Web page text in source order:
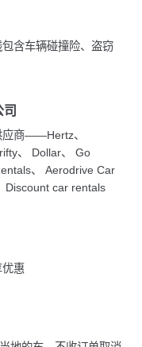
含车辆碰撞险、盗窃
司
应商——Hertz、
、 Dollar、 Go
、 Aerodrive Car
Discount car rentals
惠